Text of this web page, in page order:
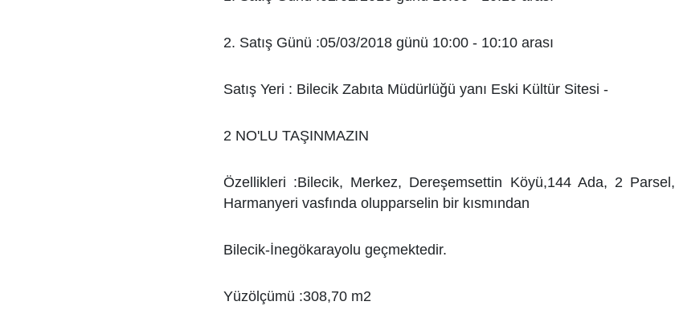
2. Satış Günü :05/03/2018 günü 10:00 - 10:10 arası
Satış Yeri : Bilecik Zabıta Müdürlüğü yanı Eski Kültür Sitesi -
2 NO'LU TAŞINMAZIN
Özellikleri :Bilecik, Merkez, Dereşemsettin Köyü,144 Ada, 2 Parsel,
Harmanyeri vasfında olupparselin bir kısmından
Bilecik-İnegökarayolu geçmektedir.
Yüzölçümü :308,70 m2